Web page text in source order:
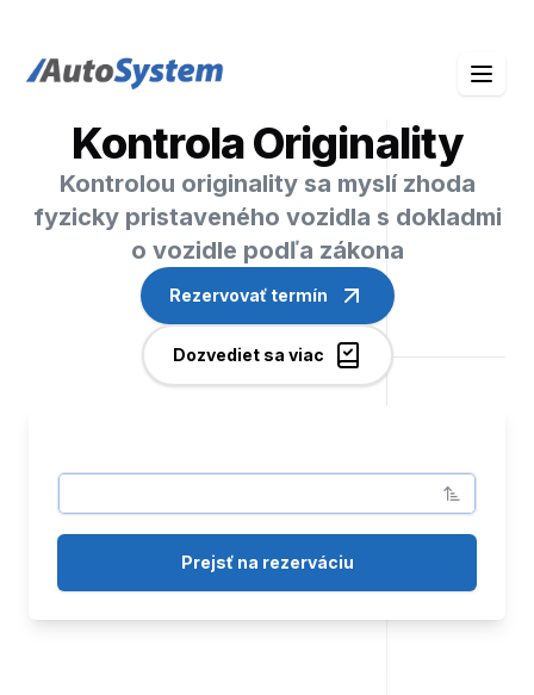
auto-system logo
Prejsť na rezerváciu
Kontrola Originality
Kontrolou originality sa myslí zhoda
fyzicky pristaveného vozidla s dokladmi
o vozidle podľa zákona
Rezervovať termín
Dozvediet sa viac